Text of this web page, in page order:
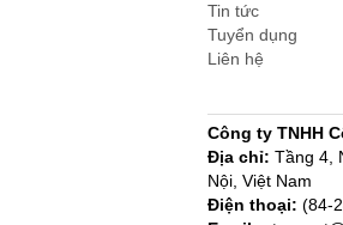
Tin tức
Tuyển dụng
Liên hệ
Công ty TNHH
Địa chỉ:Tầng 4,
Nội, Việt Nam
Điện thoại:(84-